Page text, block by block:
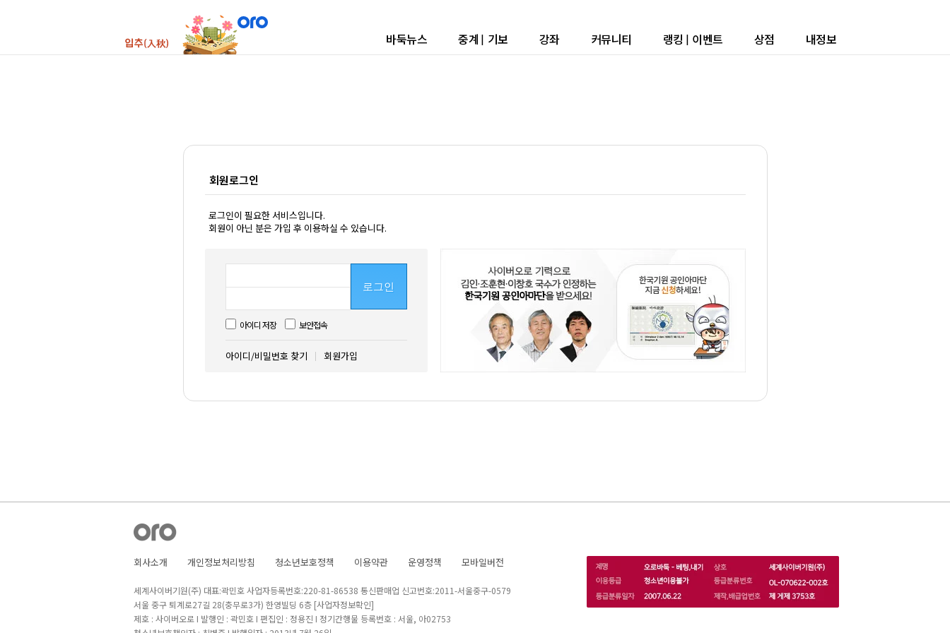
바둑뉴스 중계 | 기보 강좌 커뮤니티 랭킹 | 이벤트 상점 내정보
회원로그인
로그인이 필요한 서비스입니다.
회원이 아닌 분은 가입 후 이용하실 수 있습니다.
로그인
아이디 저장 보안접속
아이디/비밀번호 찾기 회원가입
회사소개 개인정보처리방침 청소년보호정책 이용약관 운영정책 모바일버전
세계사이버기원(주) 대표:곽민호 사업자등록번호:220-81-86538 통신판매업 신고번호:2011-서울중구-0579
서울 중구 퇴계로27길 28(충무로3가) 한영빌딩 6층 [사업자정보확인]
제호 : 사이버오로 I 발행인 : 곽민호 I 편집인 : 정용진 I 정기간행물 등록번호 : 서울, 아02753